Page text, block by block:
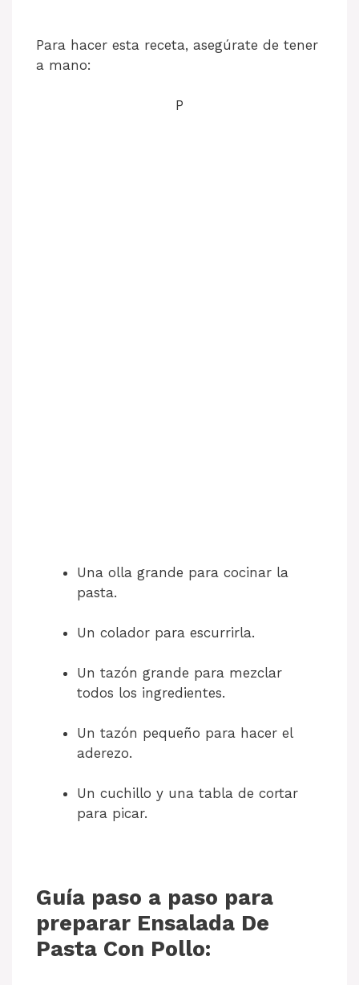
Para hacer esta receta, asegúrate de tener
a mano:
P
Una olla grande para cocinar la
pasta.
Un colador para escurrirla.
Un tazón grande para mezclar
todos los ingredientes.
Un tazón pequeño para hacer el
aderezo.
Un cuchillo y una tabla de cortar
para picar.
Guía paso a paso para
preparar Ensalada De
Pasta Con Pollo: